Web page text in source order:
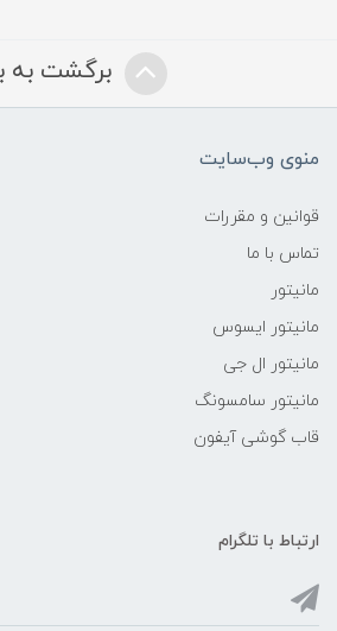
برگشت به
منوی وب‌سایت
قوانین و مقررات
تماس با ما
مانیتور
مانیتور ایسوس
مانیتور ال جی
مانیتور سامسونگ
قاب گوشی آیفون
ارتباط با تلگرام